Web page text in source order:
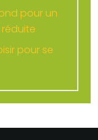
pour un
pour se